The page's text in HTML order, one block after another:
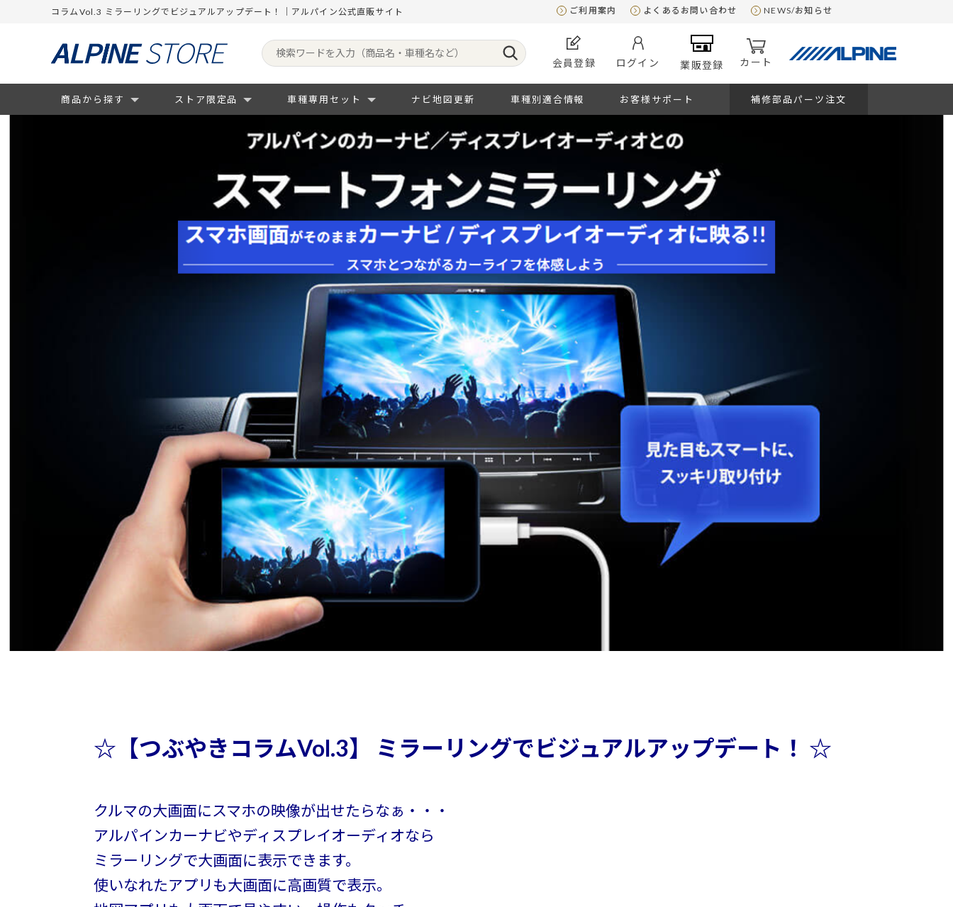
コラムVol.3 ミラーリングでビジュアルアップデート！｜アルパイン公式直販サイト ご利用案内 よくあるお問い合わせ NEWS/お知らせ
会員登録 ログイン 業販登録 カート
商品から探す ストア限定品 車種専用セット ナビ地図更新 車種別適合情報 お客様サポート 補修部品パーツ注文
☆【つぶやきコラムVol.3】 ミラーリングでビジュアルアップデート！ ☆
クルマの大画面にスマホの映像が出せたらなぁ・・・
アルパインカーナビやディスプレイオーディオなら
ミラーリングで大画面に表示できます。
使いなれたアプリも大画面に高画質で表示。